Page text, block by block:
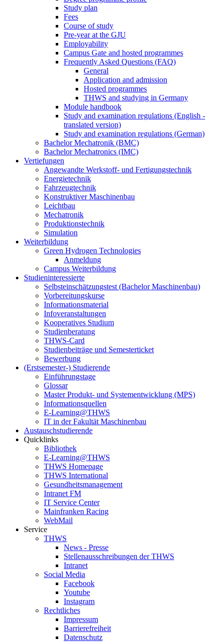
Study plan
Fees
Course of study
Pre-year at the GJU
Employability
Campus Gate and hosted programmes
Frequently Asked Questions (FAQ)
General
Application and admission
Hosted programmes
THWS and studying in Germany
Module handbook
Study and examination regulations (English -
translated version)
Study and examination regulations (German)
Bachelor Mechatronik (BMC)
Bachelor Mechatronics (IMC)
Vertiefungen
Angewandte Werkstoff- und Fertigungstechnik
Energietechnik
Fahrzeugtechnik
Konstruktiver Maschinenbau
Leichtbau
Mechatronik
Produktionstechnik
Simulation
Weiterbildung
Green Hydrogen Technologies
Anmeldung
Campus Weiterbildung
Studieninteressierte
Selbsteinschätzungstest (Bachelor Maschinenbau)
Vorbereitungskurse
Informationsmaterial
Infoveranstaltungen
Kooperatives Studium
Studienberatung
THWS-Card
Studienbeiträge und Semesterticket
Bewerbung
(Erstsemester-) Studierende
Einführungstage
Glossar
Master Produkt- und Systementwicklung (MPS)
Informationsquellen
E-Learning@THWS
IT in der Fakultät Maschinenbau
Austauschstudierende
Quicklinks
Bibliothek
E-Learning@THWS
THWS Homepage
THWS International
Gesundheitsmanagement
Intranet FM
IT Service Center
Mainfranken Racing
WebMail
Service
THWS
News - Presse
Stellenausschreibungen der THWS
Intranet
Social Media
Facebook
Youtube
Instagram
Rechtliches
Impressum
Barrierefreiheit
Datenschutz